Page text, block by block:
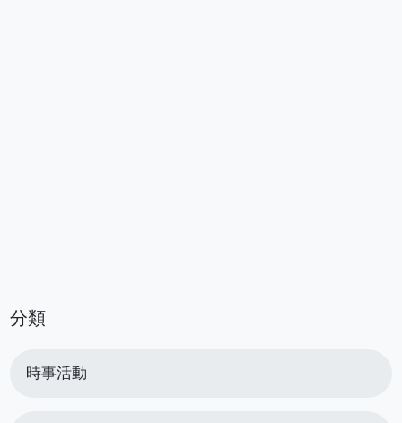
分類
時事活動